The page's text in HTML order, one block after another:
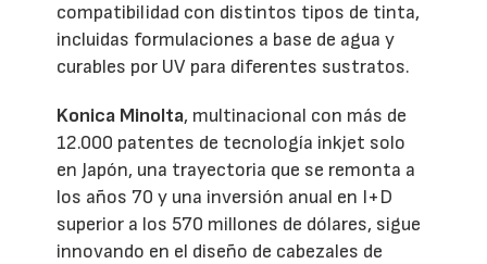
compatibilidad con distintos tipos de tinta,
incluidas formulaciones a base de agua y
curables por UV para diferentes sustratos.
Konica Minolta, multinacional con más de
12.000 patentes de tecnología inkjet solo
en Japón, una trayectoria que se remonta a
los años 70 y una inversión anual en I+D
superior a los 570 millones de dólares, sigue
innovando en el diseño de cabezales de